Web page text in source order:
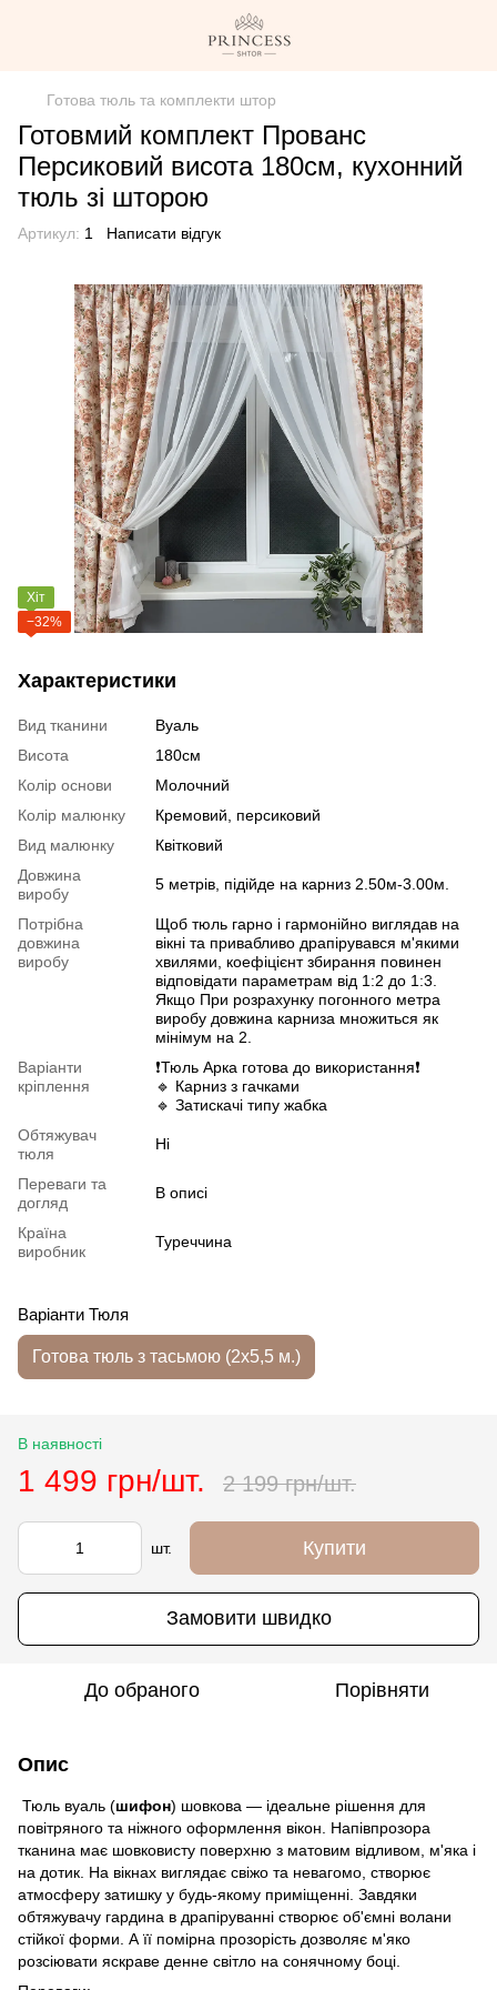
Готова тюль та комплекти штор
Готовмий комплект Прованс
Персиковий висота 180см, кухонний
тюль зі шторою
Артикул: 1 Написати відгук
Хіт
−32%
Характеристики
Вид тканини
Вуаль
Висота
180см
Колір основи
Молочний
Колір малюнку
Кремовий, персиковий
Вид малюнку
Квітковий
Довжина
виробу
5 метрів, підійде на карниз 2.50м-3.00м.
Потрібна
довжина
виробу
Щоб тюль гарно і гармонійно виглядав на
вікні та привабливо драпірувався м'якими
хвилями, коефіцієнт збирання повинен
відповідати параметрам від 1:2 до 1:3.
Якщо При розрахунку погонного метра
виробу довжина карниза множиться як
мінімум на 2.
Варіанти
кріплення
❗️Тюль Арка готова до використання❗️
🔹 Карниз з гачками
🔹 Затискачі типу жабка
Обтяжувач
тюля
Ні
Переваги та
догляд
В описі
Країна
виробник
Туреччина
Варіанти Тюля
Готова тюль з тасьмою (2х5,5 м.)
В наявності
1 499 грн/шт. 2 199 грн/шт.
шт. Купити
Замовити швидко
До обраного Порівняти
Опис
Тюль вуаль (шифон) шовкова — ідеальне рішення для
повітряного та ніжного оформлення вікон. Напівпрозора
тканина має шовковисту поверхню з матовим відливом, м'яка і
на дотик. На вікнах виглядає свіжо та невагомо, створює
атмосферу затишку у будь-якому приміщенні. Завдяки
обтяжувачу гардина в драпіруванні створює об'ємні волани
стійкої форми. А її помірна прозорість дозволяє м'яко
розсіювати яскраве денне світло на сонячному боці.